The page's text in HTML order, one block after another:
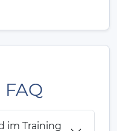
im Training